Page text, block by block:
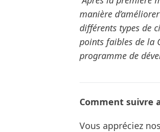
manière
différents types de
points faibles de la
programme de
Comment suivre
Vous appréciez